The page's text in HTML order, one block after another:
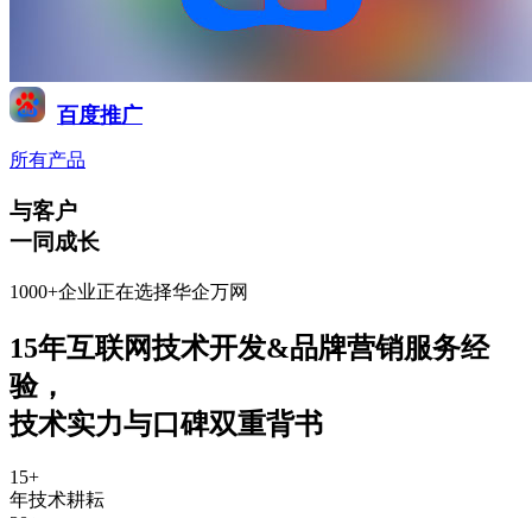
百度推广
所有产品
与客户
一同成长
1000+企业正在选择华企万网
15年互联网技术开发&品牌营销服务经
验，
技术实力与口碑双重背书
15+
年技术耕耘